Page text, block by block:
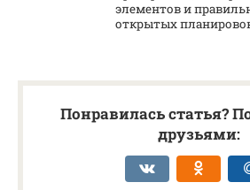
элементов и
открытых
Понравилась статья?
друзьями: